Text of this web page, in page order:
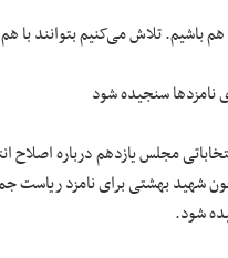
باشیم. تلاش می‌کنیم بتوانند
سنجیده شود
مجلس یازدهم درباره
شود.